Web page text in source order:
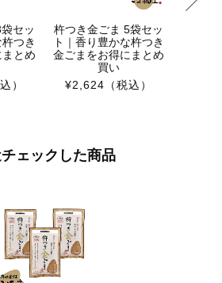
セッ
つき
とめ
）
杵つき金ごま 5袋セッ
ト｜香り豊かな杵つき
金ごまをお得にまとめ
買い
¥2,624 （税込）
ェックした商品